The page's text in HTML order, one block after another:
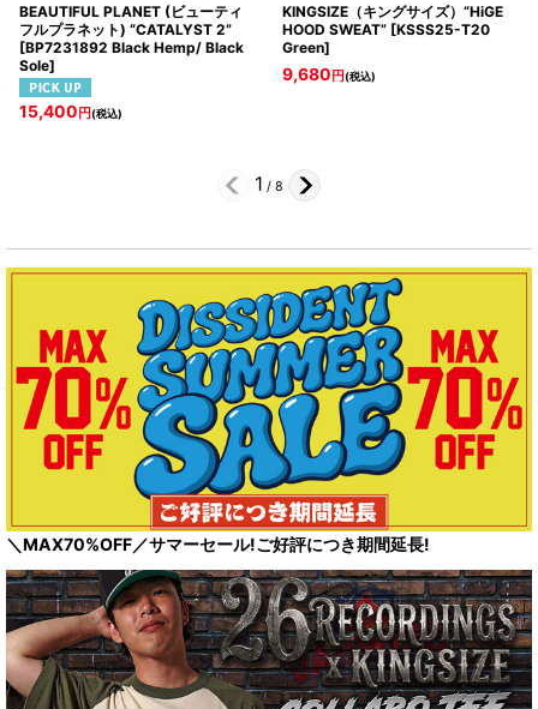
BEAUTIFUL PLANET (ビューティ
フルプラネット) “CATALYST 2”
[BP7231892 Black Hemp/ Black
Sole]
15,400 円(税込)
KINGSIZE（キングサイズ）“HiGE
HOOD SWEAT” [KSSS25-T20
Green]
9,680 円(税込)
1 / 8
＼MAX70%OFF／サマーセール!ご好評につき期間延長!